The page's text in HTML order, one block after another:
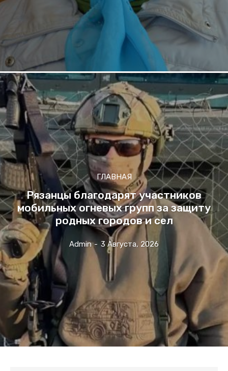
ГЛАВНАЯ
Рязанцы благодарят участников
мобильных огневых групп за защиту
родных городов и сел
Admin - 3 Августа, 2026